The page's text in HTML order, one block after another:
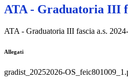
ATA - Graduatoria III
ATA - Graduatoria III fascia a.s.
Allegati
gradist_20252026-